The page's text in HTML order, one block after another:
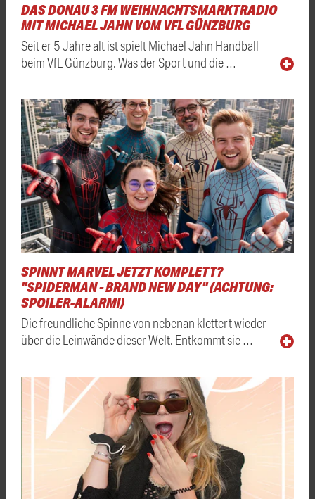
DAS DONAU 3 FM WEIHNACHTSMARKTRADIO
MIT MICHAEL JAHN VOM VFL GÜNZBURG
Seit er 5 Jahre alt ist spielt Michael Jahn Handball
beim VfL Günzburg. Was der Sport und die …
SPINNT MARVEL JETZT KOMPLETT?
"SPIDERMAN - BRAND NEW DAY" (ACHTUNG:
SPOILER-ALARM!)
Die freundliche Spinne von nebenan klettert wieder
über die Leinwände dieser Welt. Entkommt sie …